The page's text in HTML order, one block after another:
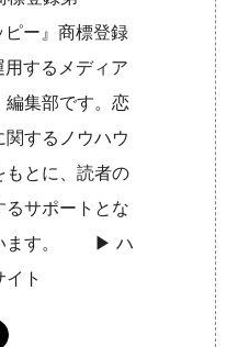
ー』商標登録
するメディア
編集部です。恋
するノウハウ
もとに、読者の
るサポートとな
います。 ▶︎ハ
ト